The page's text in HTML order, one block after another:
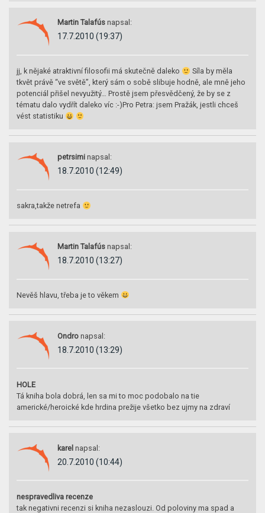
Martin Talafús napsal:
17.7.2010 (19:37)
jj, k nějaké atraktivní filosofii má skutečně daleko
Síla by měla
tkvět právě “ve světě”, který sám o sobě slibuje hodně, ale mně jeho
potenciál přišel nevyužitý… Prostě jsem přesvědčený, že by se z
tématu dalo vydřít daleko víc :-)Pro Petra: jsem Pražák, jestli chceš
vést statistiku
petrsimi napsal:
18.7.2010 (12:49)
sakra,takže netrefa
Martin Talafús napsal:
18.7.2010 (13:27)
Nevěš hlavu, třeba je to věkem
Ondro napsal:
18.7.2010 (13:29)
HOLE
Tá kniha bola dobrá, len sa mi to moc podobalo na tie
americké/heroické kde hrdina prežije všetko bez ujmy na zdraví
karel napsal:
20.7.2010 (10:44)
nespravedliva recenze
tak negativni recenzi si kniha nezaslouzi. Od poloviny ma spad a